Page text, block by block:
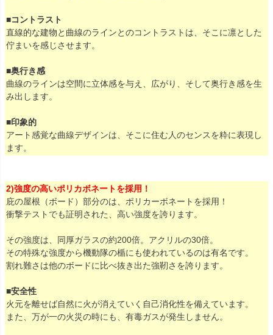
■コントラスト
直線的な建物と曲線のラインとのコントラストは、そこに凛とした
佇まいを感じさせます。
■奥行き感
曲線のラインは空間に立体感を与え、広がり、そして奥行き感を生
み出します。
■印象的
アート感覚な曲線デザインは、そこに住む人のセンスを粋に表現し
ます。
2)強度の高いポリカボネートを採用！
庇の屋根（ボード）部分のは、ポリカーボネートを採用！
衝撃テストでも証明された、高い強度を誇ります。
その強度は、同厚ガラスの約200倍。アクリルの30倍。
その特殊な強度から機動隊の楯にも使われているのは有名です。
割れ難さは他のボードに比べ抜き出た強靭さを誇ります。
■安全性
火元を離せば自然に火が消えていく自己消化性を備えています。
また、万が一の火災の時にも、有毒ガスが発生しません。